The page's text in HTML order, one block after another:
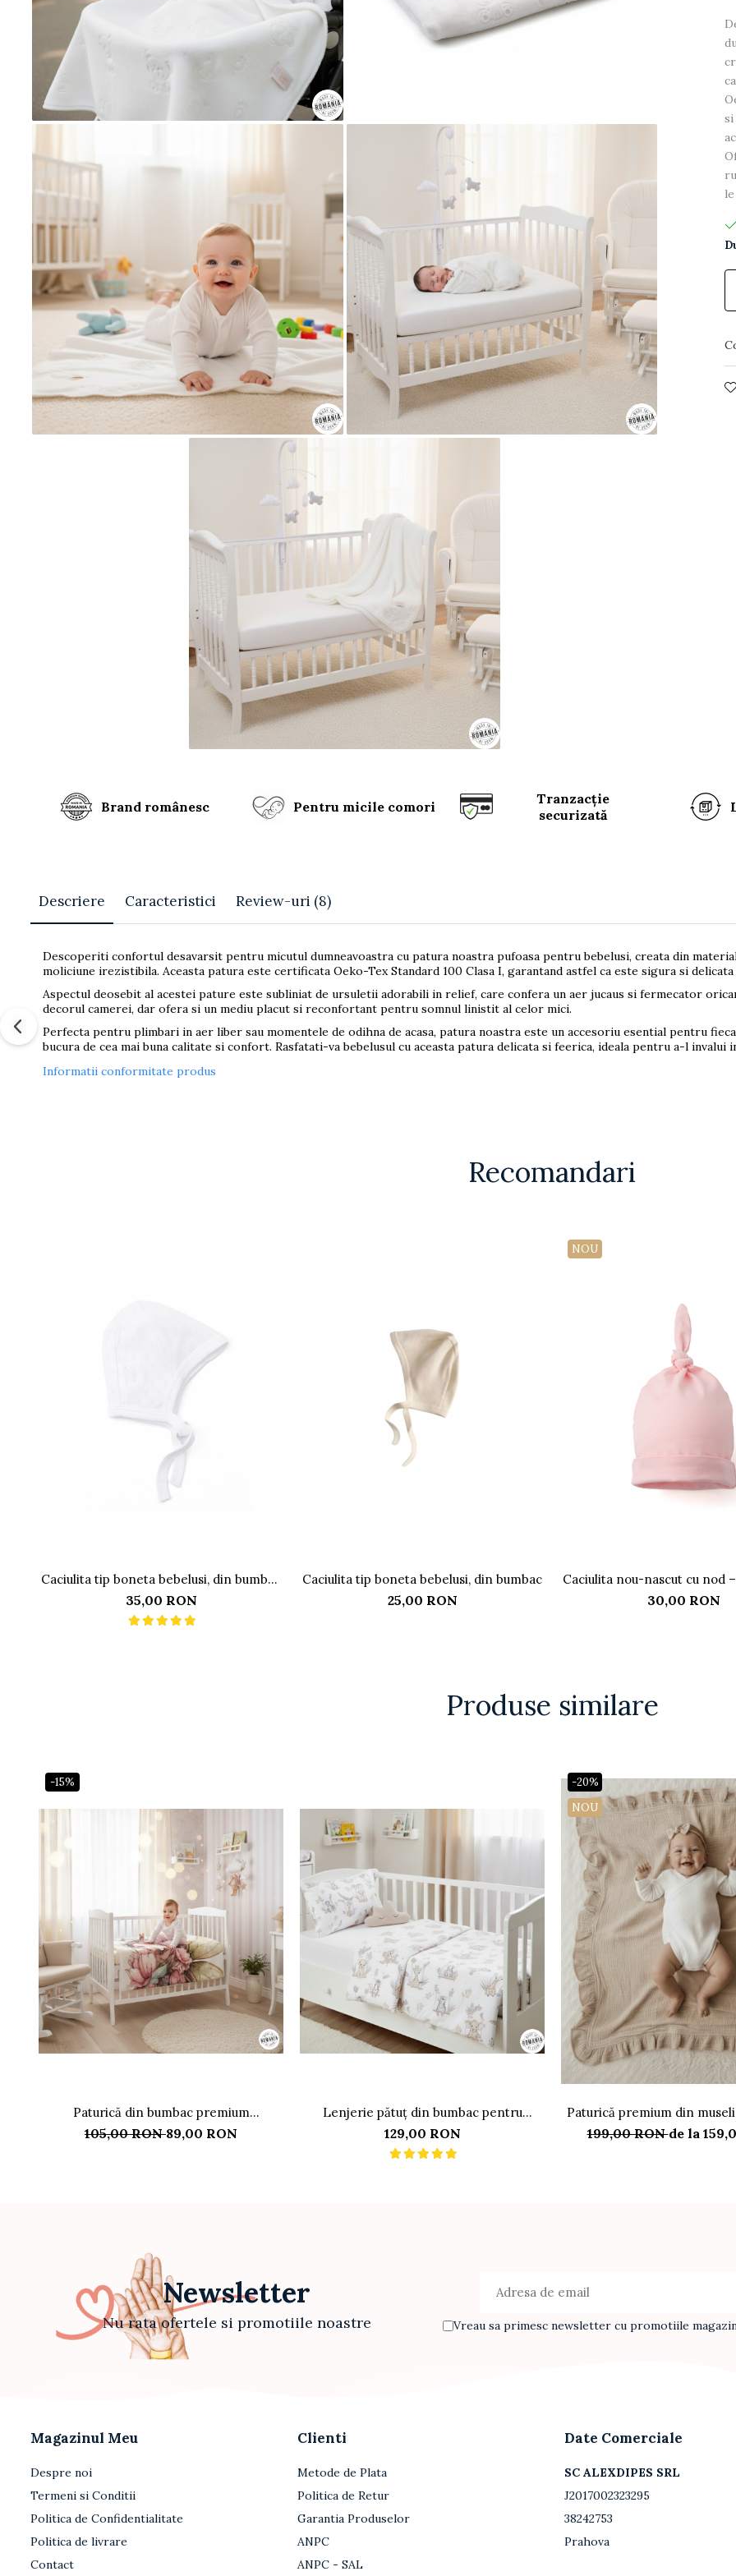
si
Brand românesc Pentru micile comori
Tranzacție
securizată
Descriere Caracteristici Review-uri (8)
Descoperiti confortul desavarsit pentru micutul dumneavoastra cu patura noastra pufoasa pentru bebelusi, creata din
moliciune irezistibila. Aceasta patura este certificata Oeko-Tex Standard 100 Clasa I, garantand astfel ca este sigura si
Aspectul deosebit al acestei pature este subliniat de ursuletii adorabili in relief, care confera un aer jucaus si fermecator
decorul camerei, dar ofera si un mediu placut si reconfortant pentru somnul linistit al celor mici.
Perfecta pentru plimbari in aer liber sau momentele de odihna de acasa, patura noastra este un accesoriu esential pentru
bucura de cea mai buna calitate si confort. Rasfatati-va bebelusul cu aceasta patura delicata si feerica, ideala pentru a-l invalui
Informatii conformitate produs
Recomandari
Caciulita tip boneta bebelusi, din bumbac
cu model pointelle
35,00 RON
Caciulita tip boneta bebelusi, din bumbac
25,00 RON
NOU
Caciulita nou-nascut cu nod
roz
30,00 RON
Produse similare
-15%
Paturică din bumbac premium
personalizată, model Zana Fluturaș
100x70 cm
105,00 RON89,00 RON
Lenjerie pătuț din bumbac pentru
bebeluși, ZOO Personalizată
129,00 RON
-20%
NOU
Paturică premium din
straturi cu volan,
199,00 RONde la
Newsletter
Nu rata ofertele si promotiile noastre Vreau sa primesc newsletter cu promotiile
Magazinul Meu
Despre noi
Termeni si Conditii
Politica de Confidentialitate
Politica de livrare
Contact
Clienti
Metode de Plata
Politica de Retur
Garantia Produselor
ANPC
ANPC - SAL
Date Comerciale
SC ALEXDIPES SRL
J2017002323295
38242753
Prahova